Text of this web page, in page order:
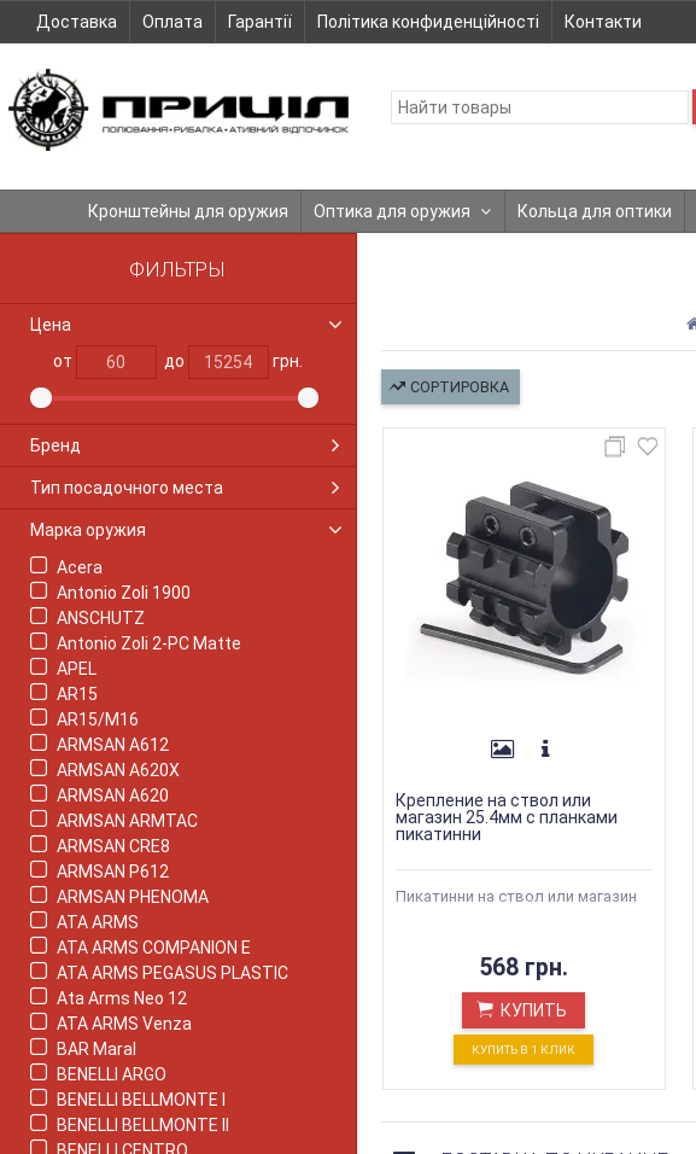
Доставка Оплата Гарантії Політика конфиденційності Контакти
Кронштейны для оружия Оптика для оружия Кольца для оптики
ФИЛЬТРЫ
Цена
от
до грн.
Бренд
Тип посадочного места
Марка оружия
Acera
Antonio Zoli 1900
ANSCHUTZ
Antonio Zoli 2-PC Matte
APEL
AR15
AR15/M16
ARMSAN A612
ARMSAN A620X
ARMSAN A620
ARMSAN ARMTAC
ARMSAN CRE8
ARMSAN P612
ARMSAN PHENOMA
ATA ARMS
ATA ARMS COMPANION E
ATA ARMS PEGASUS PLASTIC
Ata Arms Neo 12
ATA ARMS Venza
BAR Maral
BENELLI ARGO
BENELLI BELLMONTE I
BENELLI BELLMONTE IІ
BENELLI CENTRO
СОРТИРОВКА
Крепление на ствол или
магазин 25.4мм с планками
пикатинни
Пикатинни на ствол или магазин
568 грн.
КУПИТЬ
КУПИТЬ В 1 КЛИК